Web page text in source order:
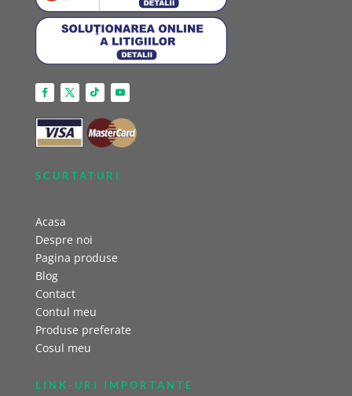
SCURTATURI
Acasa
Despre noi
Pagina produse
Blog
Contact
Contul meu
Produse preferate
Cosul meu
LINK-URI IMPORTANTE